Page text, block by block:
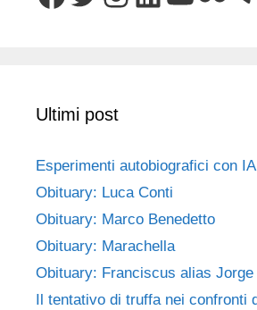
Ultimi post
Esperimenti autobiografici con IA
Obituary: Luca Conti
Obituary: Marco Benedetto
Obituary: Marachella
Obituary: Franciscus alias
Il tentativo di truffa nei confronti